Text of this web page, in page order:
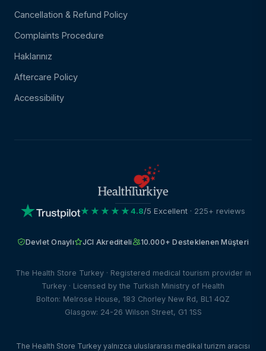
Cancellation & Refund Policy
Complaints Procedure
Haklarınız
Aftercare Policy
Accessibility
★★★★★4.8/5 Excellent · 225+ reviews
Devlet Onaylı JCI Akrediteli 10.000+ Desteklenen Müşteri
The Health Store Turkey · Registered medical tourism provider in
Turkey · Licensed by the Turkish Ministry of Health
Bolton: Melrose House, 183 Chorley New Rd, BL1 4QZ
Glasgow: 24-26 Wilson Street, G1 1SS
The Health Store Turkey yalnızca uluslararası medikal turizm aracısı